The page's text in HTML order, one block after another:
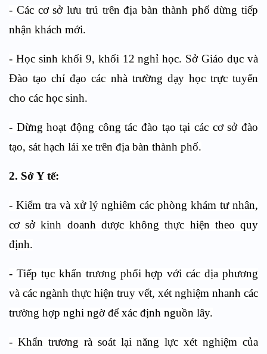
- Các cơ sở lưu trú trên địa bàn thành phố dừng tiếp
nhận khách mới.
- Học sinh khối 9, khối 12 nghỉ học. Sở Giáo dục và
Đào tạo chỉ đạo các nhà trường dạy học trực tuyến
cho các học sinh.
- Dừng hoạt động công tác đào tạo tại các cơ sở đào
tạo, sát hạch lái xe trên địa bàn thành phố.
2. Sở Y tế:
- Kiểm tra và xử lý nghiêm các phòng khám tư nhân,
cơ sở kinh doanh dược không thực hiện theo quy
định.
- Tiếp tục khẩn trương phối hợp với các địa phương
và các ngành thực hiện truy vết, xét nghiệm nhanh các
trường hợp nghi ngờ để xác định nguồn lây.
- Khẩn trương rà soát lại năng lực xét nghiệm của